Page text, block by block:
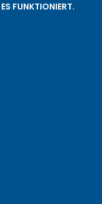
FUNKTIONIERT.